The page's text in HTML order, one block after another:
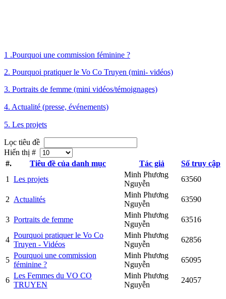
1 .Pourquoi une commission féminine ?
2. Pourquoi pratiquer le Vo Co Truyen (mini- vidéos)
3. Portraits de femme (mini vidéos/témoignages)
4. Actualité (presse, événements)
5. Les projets
Lọc tiêu đề
Hiển thị #
#.
Tiêu đề của danh mục Tác giả
Số truy cập
1
Les projets
Minh Phương
Nguyễn
63560
2 Actualités
Minh Phương
Nguyễn
63590
3 Portraits de femme
Minh Phương
Nguyễn
63516
4
Pourquoi pratiquer le Vo Co
Truyen - Vidéos
Minh Phương
Nguyễn
62856
5
Pourquoi une commission
féminine ?
Minh Phương
Nguyễn
65095
6
Les Femmes du VO CO
TRUYEN
Minh Phương
Nguyễn
24057